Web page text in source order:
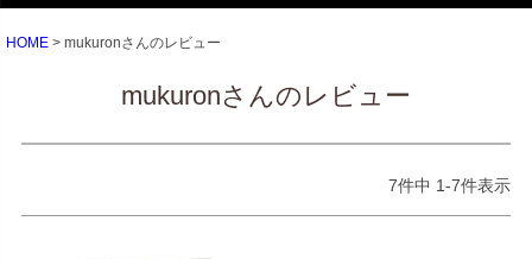
HOME mukuronさんのレビュー
mukuronさんのレビュー
7件中 1-7件表示